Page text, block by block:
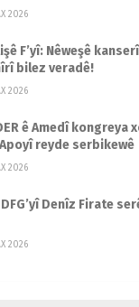
2026
F’yî: Nêweşê
bilez veradê!
2026
ê Amedî kongreya
reyde serbikewê
2026
DFG’yî Denîz Firate
2026